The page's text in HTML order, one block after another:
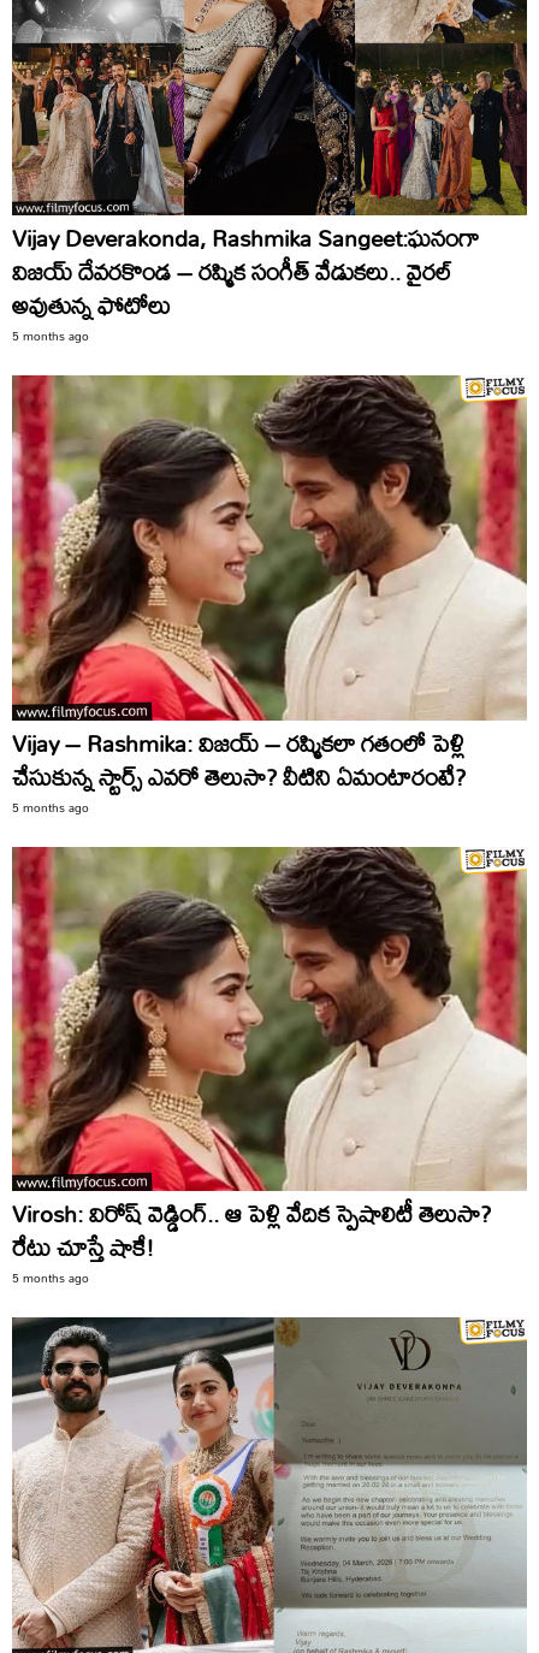
Vijay Deverakonda, Rashmika Sangeet:ఘనంగా
విజయ్ దేవరకొండ – రష్మిక సంగీత్ వేడుకలు.. వైరల్
అవుతున్న ఫోటోలు
5 months ago
Vijay – Rashmika: విజయ్‌ – రష్మికలా గతంలో పెళ్లి
చేసుకున్న స్టార్స్‌ ఎవరో తెలుసా? వీటిని ఏమంటారంటే?
5 months ago
Virosh: విరోష్‌ వెడ్డింగ్‌.. ఆ పెళ్లి వేదిక స్పెషాలిటీ తెలుసా?
రేటు చూస్తే షాకే!
5 months ago